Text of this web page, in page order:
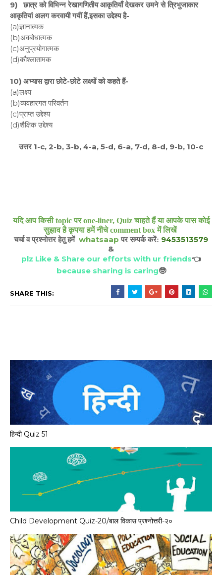
9) छात्र को विभिन्न रेखागणितीय आकृतियाँ देखकर उमने से त्रिभुजाकार
आकृतियां अलग करवायी गयीं हैं,इसका उद्देश्य है-
(a)ज्ञानात्मक
(b)अवबोधात्मक
(c)अनुप्रयोगात्मक
(d)कौश्लातामक
10) अभ्यास द्वारा छोटे-छोटे लक्ष्यों को कहते हैं-
(a)लक्ष्य
(b)व्यवहारगत परिवर्तन
(c)प्राप्त उद्देश्य
(d)शैक्षिक उद्देश्य
उत्तर 1-c, 2-b, 3-b, 4-a, 5-d, 6-a, 7-d, 8-d, 9-b, 10-c
यदि आप किसी topic पर one-liner, Quiz चाहते हैं या आपके पास कोई
सुझाव है कृपया हमें नीचे comment box में लिखें
चर्चा व प्रश्नोत्तर हेतु हमें whatsaap पर सम्पर्क करें: 9453513579
&
plz Like & Share our efforts with ur friends👈
because sharing is caring🤓
SHARE THIS:
हिन्दी Quiz 51
Child Development Quiz-20/बाल विकास प्रश्नोत्तरी-२०